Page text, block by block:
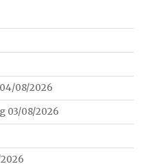
08/2026
03/08/2026